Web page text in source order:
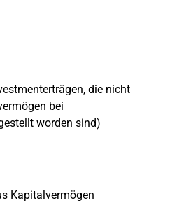
die nicht
bei
worden sind)
Kapitalvermögen